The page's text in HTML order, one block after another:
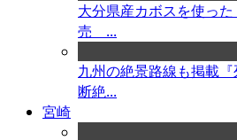
大分県産カボスを使っ
売 ...
九州の絶景路線も掲載
断絶...
宮崎